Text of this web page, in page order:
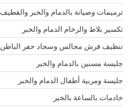
ترميمات وصيانة بالدمام والخبر والقطيف
تكسير بلاط والرخام الدمام والخبر
تنظيف فرش مجالس وسجاد حفر الباطن
جليسة مسنين بالدمام والخبر
جليسة ومربية أطفال الدمام والخبر
خادمات بالساعة بالخبر